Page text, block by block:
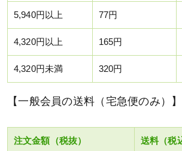
5,940円以上 77円
4,320円以上 165円
4,320円未満 320円
【一般会員の送料（宅急便のみ）】
注文金額（税抜） 送料（税